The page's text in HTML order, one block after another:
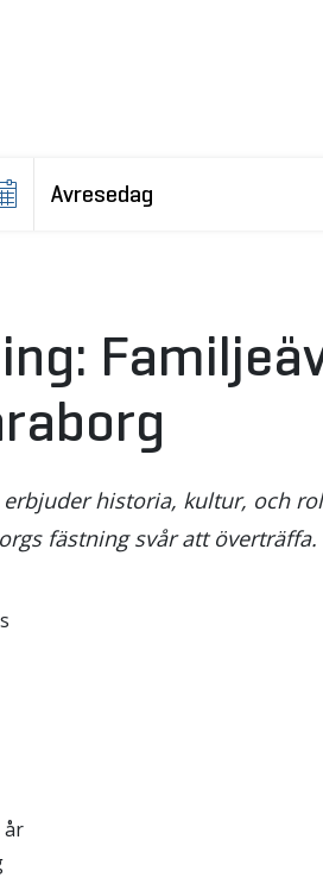
historia, kultur, och
fästning svår att överträffa.
år